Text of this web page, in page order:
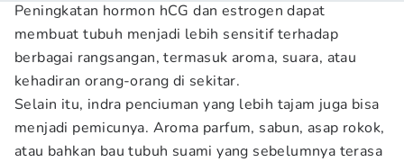
Peningkatan hormon hCG dan estrogen dapat
membuat tubuh menjadi lebih sensitif terhadap
berbagai rangsangan, termasuk aroma, suara, atau
kehadiran orang-orang di sekitar.
Selain itu, indra penciuman yang lebih tajam juga bisa
menjadi pemicunya. Aroma parfum, sabun, asap rokok,
atau bahkan bau tubuh suami yang sebelumnya terasa